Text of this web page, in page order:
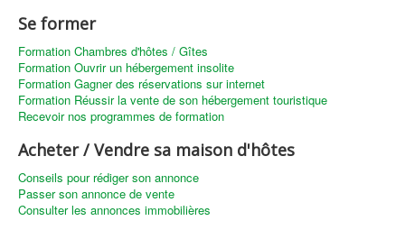
Se former
Formation Chambres d'hôtes / Gîtes
Formation Ouvrir un hébergement insolite
Formation Gagner des réservations sur internet
Formation Réussir la vente de son hébergement touristique
Recevoir nos programmes de formation
Acheter / Vendre sa maison d'hôtes
Conseils pour rédiger son annonce
Passer son annonce de vente
Consulter les annonces immobilières